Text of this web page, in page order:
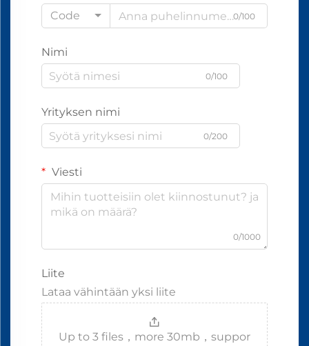
Code
0/100
Nimi
0/100
Yrityksen nimi
0/200
Viesti
0/1000
Liite
Lataa vähintään yksi liite
Up to 3 files，more 30mb，suppor